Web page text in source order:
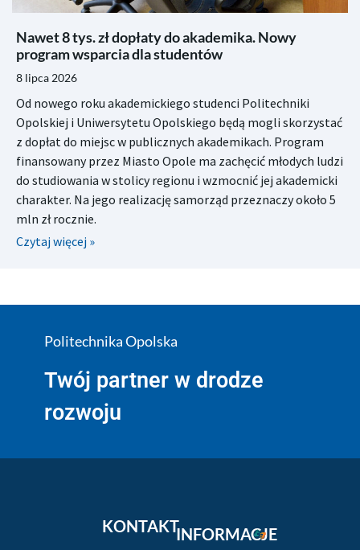
Nawet 8 tys. zł dopłaty do akademika. Nowy
program wsparcia dla studentów
8 lipca 2026
Od nowego roku akademickiego studenci Politechniki
Opolskiej i Uniwersytetu Opolskiego będą mogli skorzystać
z dopłat do miejsc w publicznych akademikach. Program
finansowany przez Miasto Opole ma zachęcić młodych ludzi
do studiowania w stolicy regionu i wzmocnić jej akademicki
charakter. Na jego realizację samorząd przeznaczy około 5
mln zł rocznie.
Czytaj więcej »
Politechnika Opolska
Twój partner w drodze
rozwoju
KONTAKTINFORMACJE